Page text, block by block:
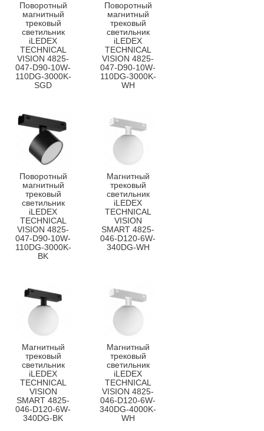
Поворотный
магнитный
трековый
светильник
iLEDEX
TECHNICAL
VISION 4825-
047-D90-10W-
110DG-3000K-
SGD
Поворотный
магнитный
трековый
светильник
iLEDEX
TECHNICAL
VISION 4825-
047-D90-10W-
110DG-3000K-
WH
Поворотный
магнитный
трековый
светильник
iLEDEX
TECHNICAL
VISION 4825-
047-D90-10W-
110DG-3000K-
BK
Магнитный
трековый
светильник
iLEDEX
TECHNICAL
VISION
SMART 4825-
046-D120-6W-
340DG-WH
Магнитный
трековый
светильник
iLEDEX
TECHNICAL
VISION
SMART 4825-
046-D120-6W-
340DG-BK
Магнитный
трековый
светильник
iLEDEX
TECHNICAL
VISION 4825-
046-D120-6W-
340DG-4000K-
WH